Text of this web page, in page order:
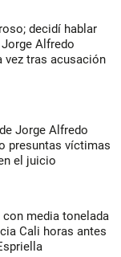
decidí hablar
Alfredo
vez tras acusación
Jorge Alfredo
presuntas víctimas
el juicio
media tonelada
Cali horas antes